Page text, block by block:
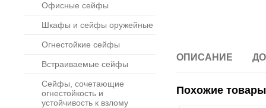
Офисные сейфы
Шкафы и сейфы оружейные
Огнестойкие сейфы
Встраиваемые сейфы
Сейфы, сочетающие
огнестойкость и
устойчивость к взлому
ОПИСАНИЕ
Похожие